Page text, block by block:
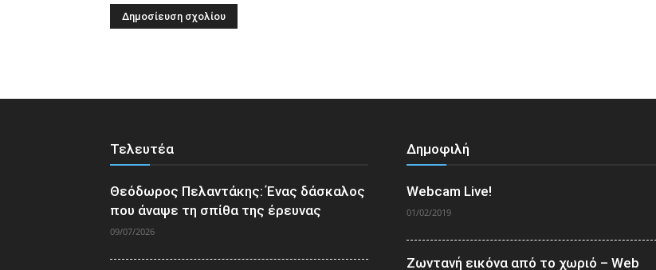
Τελευτέα
Θεόδωρος Πελαντάκης: Ένας δάσκαλος
που άναψε τη σπίθα της έρευνας
09/07/2026
Δημοφιλή
Webcam Live!
01/02/2019
Ζωντανή εικόνα από το χωριό – Web